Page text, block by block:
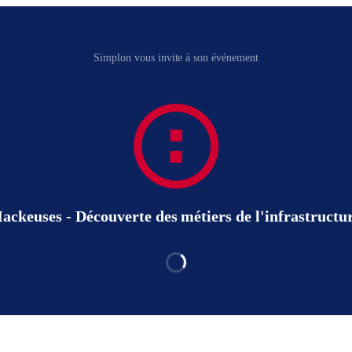
Simplon vous invite à son événement
- Découverte des métiers de